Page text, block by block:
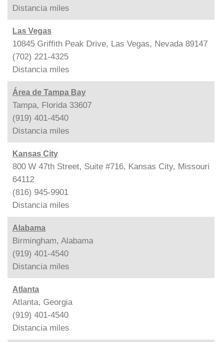
Distancia miles
Las Vegas
10845 Griffith Peak Drive, Las Vegas, Nevada 89147
(702) 221-4325
Distancia miles
Área de Tampa Bay
Tampa, Florida 33607
(919) 401-4540
Distancia miles
Kansas City
800 W 47th Street, Suite #716, Kansas City, Missouri
64112
(816) 945-9901
Distancia miles
Alabama
Birmingham, Alabama
(919) 401-4540
Distancia miles
Atlanta
Atlanta, Georgia
(919) 401-4540
Distancia miles